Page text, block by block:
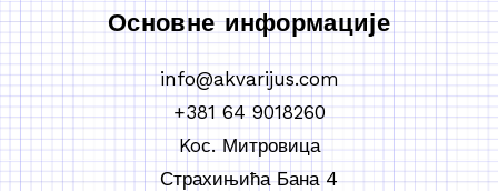
Основне информације
info@akvarijus.com
+381 64 9018260
Koс. Митровица
Страхињића Бана 4